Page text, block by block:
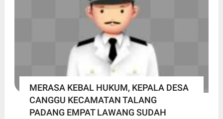
MERASA KEBAL HUKUM, KEPALA DESA
CANGGU KECAMATAN TALANG
PADANG EMPAT LAWANG SUDAH